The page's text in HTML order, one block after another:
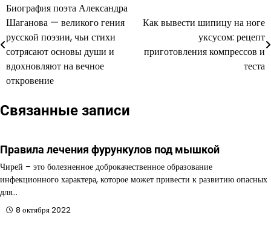
Навигация
по
записям
Биография поэта Александра
Шаганова — великого гения
русской поэзии, чьи стихи
сотрясают основы души и
вдохновляют на вечное
откровение
Как вывести шипицу на ноге
уксусом: рецепт
приготовления компрессов и
теста
Связанные записи
Правила лечения фурункулов под мышкой
Чирей – это болезненное доброкачественное образование
инфекционного характера, которое может привести к развитию опасных
для…
8 октября 2022